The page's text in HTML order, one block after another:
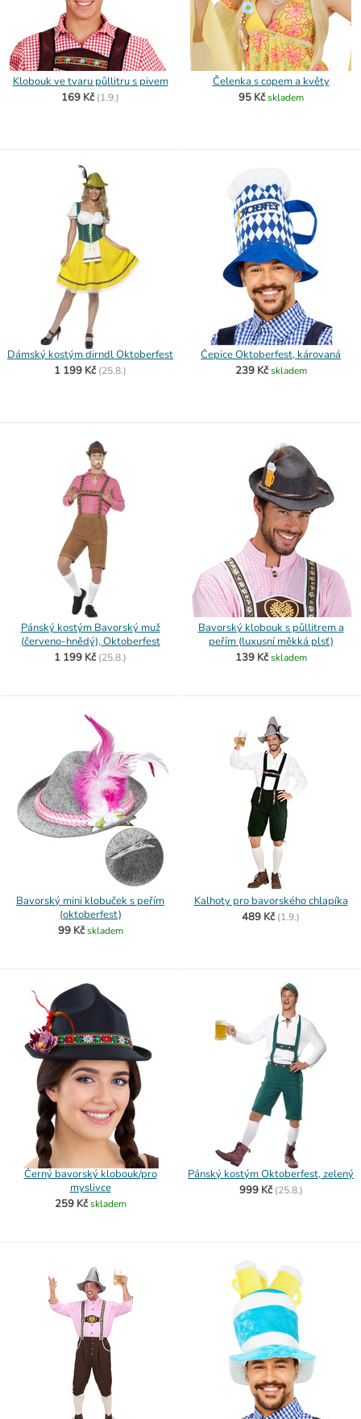
Klobouk ve tvaru půllitru s pivem
169 Kč (1.9.)
Čelenka s copem a květy
95 Kč skladem
Dámský kostým dirndl Oktoberfest
1 199 Kč (25.8.)
Čepice Oktoberfest, károvaná
239 Kč skladem
Pánský kostým Bavorský muž
(červeno-hnědý), Oktoberfest
1 199 Kč (25.8.)
Bavorský klobouk s půllitrem a
peřím (luxusní měkká plsť)
139 Kč skladem
Bavorský mini klobuček s peřím
(oktoberfest)
99 Kč skladem
Kalhoty pro bavorského chlapíka
489 Kč (1.9.)
Černý bavorský klobouk/pro
myslivce
259 Kč skladem
Pánský kostým Oktoberfest, zelený
999 Kč (25.8.)